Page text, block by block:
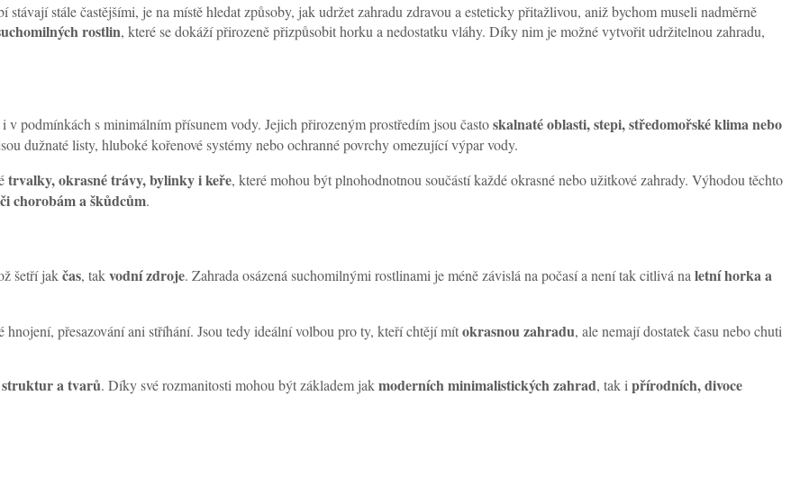
stále častějšími, je na místě hledat způsoby, jak udržet zahradu zdravou a esteticky přitažlivou, aniž bychom museli nadměrně
rostlin, které se dokáží přirozeně přizpůsobit horku a nedostatku vláhy. Díky nim je možné vytvořit udržitelnou zahradu,
v podmínkách s minimálním přísunem vody. Jejich přirozeným prostředím jsou častoskalnaté oblasti, stepi, středomořské klima nebo
dužnaté listy, hluboké kořenové systémy nebo ochranné povrchy omezující výpar vody.
trvalky, okrasné trávy, bylinky i keře, které mohou být plnohodnotnou součástí každé okrasné nebo užitkové zahrady. Výhodou těchto
chorobám a škůdcům.
šetří jakčas, takvodní zdroje. Zahrada osázená suchomilnými rostlinami je méně závislá na počasí a není tak citlivá na letní horka a
přesazování ani stříhání. Jsou tedy ideální volbou pro ty, kteří chtějí mítokrasnou zahradu, ale nemají dostatek času nebo chuti
struktur a tvarů. Díky své rozmanitosti mohou být základem jakmoderních minimalistických zahrad, tak i přírodních, divoce